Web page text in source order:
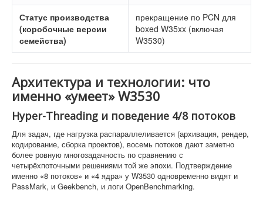
Статус производства
(коробочные версии
семейства)
прекращение по PCN для
boxed W35xx (включая
W3530)
Архитектура и технологии: что
именно «умеет» W3530
Hyper-Threading и поведение 4/8 потоков
Для задач, где нагрузка распараллеливается (архивация, рендер,
кодирование, сборка проектов), восемь потоков дают заметно
более ровную многозадачность по сравнению с
четырёхпоточными решениями той же эпохи. Подтверждение
именно «8 потоков» и «4 ядра» у W3530 одновременно видят и
PassMark, и Geekbench, и логи OpenBenchmarking.